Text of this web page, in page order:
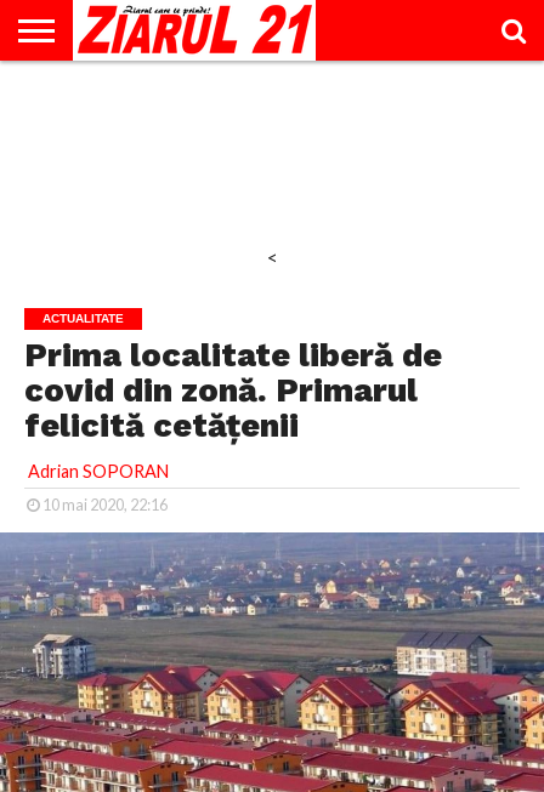
<
ACTUALITATE
Prima localitate liberă de
covid din zonă. Primarul
felicită cetățenii
Adrian SOPORAN
10 mai 2020, 22:16